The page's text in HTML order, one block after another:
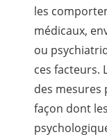
les
médicaux,
ou
ces facteurs.
des mesures
façon dont